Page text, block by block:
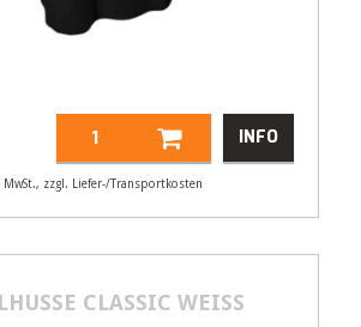
21509
INFO
zzgl. Liefer-/Transportkosten
CLASSIC WEISS